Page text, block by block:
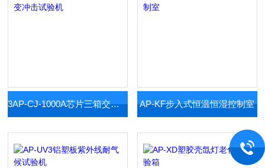
3AP-CJ-1000A芯片三箱交变冲击试验机 AP-KF步入式恒温恒湿控制室